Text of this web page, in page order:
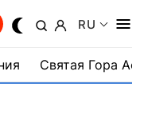
RU
Святая Гора